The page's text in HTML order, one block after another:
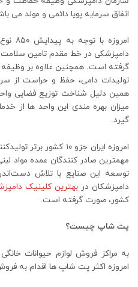
اتفاق سرمایه پویا دائمی و مولد می
دامپزشکی در خط مقدم تامین سلامت
گرفته است. همچنین علاوه بر
تولیدات دامی، حفظ و حراست از
همین دلیل شناخت توزیع فضایی
میزان بهره مندی این واحد ها از
گیرد.
امروزه ایران جزو ۱۰
مهمترین صادر کنندگان عمده مواد
توسعه این صنایع با تلاش
دامپزشکان در بهترین کلینیک
کشور، صورت گرفته است.
پت شاپ چیست؟
به مراکز فروش لوازم حیوانات
امروزه اکثر پت شاپ ها اقدام به